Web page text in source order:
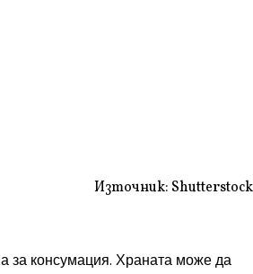
Източник: Shutterstock
за консумация. Храната може да